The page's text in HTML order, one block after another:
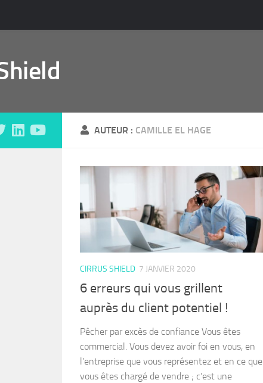
AUTEUR : CAMILLE EL HAGE
CIRRUS SHIELD 7 JANVIER 2020
6 erreurs qui vous grillent
auprès du client potentiel !
Pêcher par excès de confiance Vous êtes
commercial. Vous devez avoir foi en vous, en
l’entreprise que vous représentez et en ce que
vous êtes chargé de vendre ; c’est une